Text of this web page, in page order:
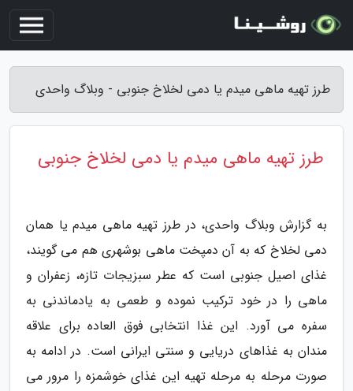
طرز تهیه ماهی میدم یا دمی لخلاخ جنوبی - وبلاگ واحدی
طرز تهیه ماهی میدم یا دمی لخلاخ جنوبی
به گزارش وبلاگ واحدی، در طرز تهیه ماهی میدم یا همان
دمی لخلاخ که به آن دمپخت ماهی بوشهری هم می گویند،
غذای اصیل جنوبی است که عطر سبزیجات تازه، زعفران و
ماهی را در خود ترکیب نموده و طعمی به یادماندنی به
سفره می آورد. این غذا انتخابی فوق العاده برای علاقه
مندان به غذاهای دریایی و سنتی ایرانی است. در ادامه به
صورت مرحله به مرحله تهیه این غذای خوشمزه را مرور می